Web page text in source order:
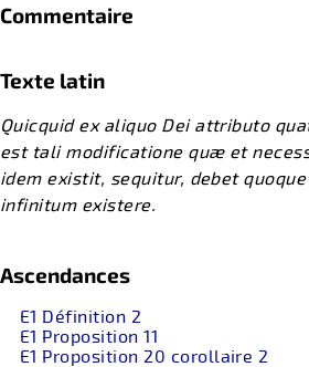
Commentaire
Texte latin
Quicquid ex aliquo Dei attributo
est tali modificatione quæ et
idem existit, sequitur, debet
infinitum existere.
Ascendances
E1 Définition 2
E1 Proposition 11
E1 Proposition 20 corollaire 2